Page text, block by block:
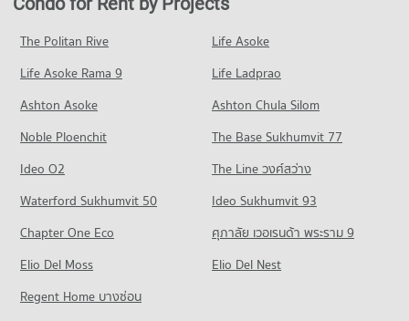
Condo for Rent St. Joseph Bangna
2,503 properties for rent
1,356 properties for sale
Condo Tesco Lotus Srinakarindra
315 properties for rent
Condo for Sale Tesco Lotus Srinakarindra
PROJECT_COUNT
Condo for Rent Big C Extra Srinakarindra
1,588 properties for sale
Condo Big C Extra Samrong
1,860 properties for sale
Condo Srinagarindra Road
PROJECT_COUNT
Condo for Rent near Srinagarindra Road
5,663 properties for rent
Condo for Sale near Srinagarindra Road
2,736 properties for sale
Condo Theparak Road
Condo for Rent near Theparak Road
2,115 properties for rent
Condo for Sale near Theparak Road
912 properties for sale
1,109 properties for rent
Condo for Sale near Samutprakarn Hospital
PROJECT_COUNT
Condo for Rent near Paolo Memorial Samut Prakan Hospital
197 properties for sale
Condo Samrong Hospital
PROJECT_COUNT
Condo for Rent near Samrong Hospital
11,723 properties for rent
The Politan Rive
Life Asoke
Life Asoke Rama 9
Life Ladprao
Ashton Asoke
Ashton Chula Silom
Noble Ploenchit
The Base Sukhumvit 77
Ideo O2
The Line วงศ์สว่าง
Waterford Sukhumvit 50
Ideo Sukhumvit 93
Chapter One Eco
ศุภาลัย เวอเรนด้า พระราม 9
Elio Del Moss
Elio Del Nest
Regent Home บางซ่อน